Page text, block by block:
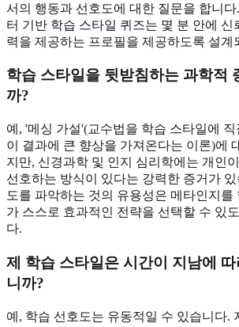
서의 행동과 선호도에 대한 질문을 합니다
터 기반 학습 스타일 퀴즈는 몇 분 안에 신
력을 제공하는 프로필을 제공하도록 설계
학습 스타일을 뒷받침하는 과학적
까?
예, '메싱 가설'(교수법을 학습 스타일에
이 결과에 큰 향상을 가져온다는 이론)에
지만, 신경과학 및 인지 심리학에는 개인
선호하는 방식이 있다는 강력한 증거가
도를 파악하는 것의 유용성은 메타인지를
가 스스로 효과적인 전략을 선택할 수 있
다.
제 학습 스타일은 시간이 지남에
니까?
예, 학습 선호도는 유동적일 수 있습니다.